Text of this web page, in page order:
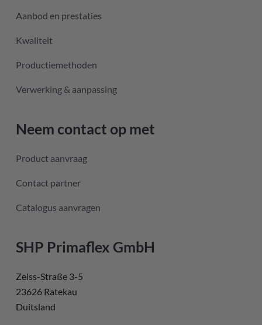
Aanbod en prestaties
Kwaliteit
Productiemethoden
Verwerking & aanpassing
Neem contact op met
Product aanvraag
Contact partner
Catalogus aanvragen
SHP Primaflex GmbH
Zeiss-Straße 3-5
23626 Ratekau
Duitsland